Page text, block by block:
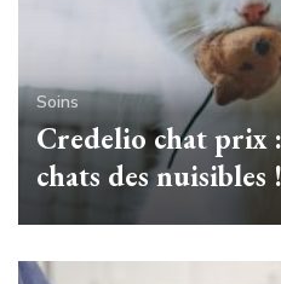
Soins
Credelio chat prix
chats des nuisibles !